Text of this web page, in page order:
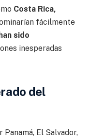
Costa Rica,
fácilmente
sido
inesperadas
del
El Salvador,